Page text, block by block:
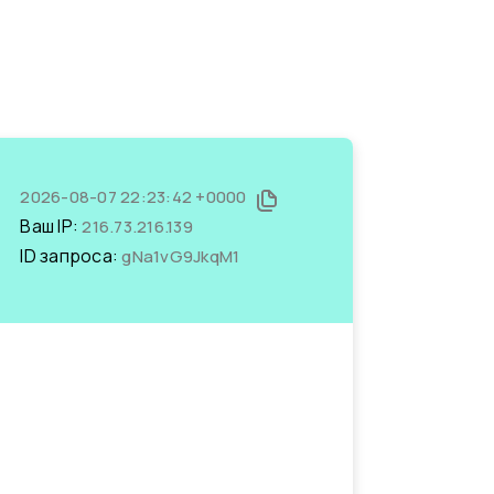
2026-08-07 22:23:42 +0000
Ваш IP:216.73.216.139
ID запроса:gNa1vG9JkqM1